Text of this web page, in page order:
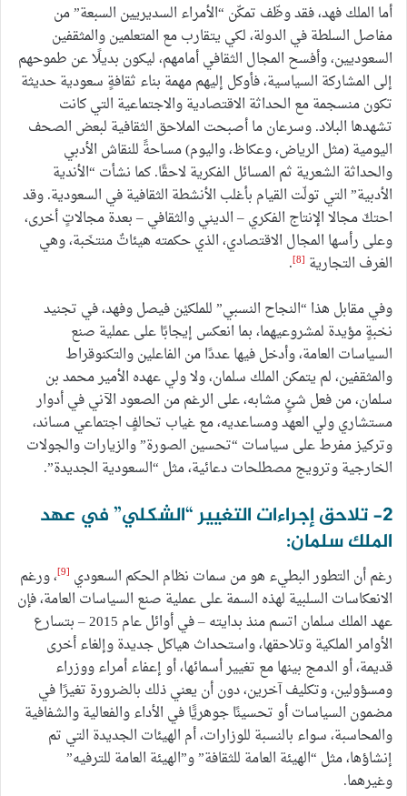
أما الملك فهد، فقد وظّف تمكّن “الأمراء السديريين السبعة” من
مفاصل السلطة في الدولة، لكي يتقارب مع المتعلمين والمثقفين
السعوديين، وأفسح المجال الثقافي أمامهم، ليكون بديلًا عن طموحهم
إلى المشاركة السياسية، فأوكل إليهم مهمة بناء ثقافةٍ سعودية حديثة
تكون منسجمة مع الحداثة الاقتصادية والاجتماعية التي كانت
تشهدها البلاد. وسرعان ما أصبحت الملاحق الثقافية لبعض الصحف
اليومية (مثل الرياض، وعكاظ، واليوم) مساحةً للنقاش الأدبي
والحداثة الشعرية ثم المسائل الفكرية لاحقًا. كما نشأت “الأندية
الأدبية” التي تولّت القيام بأغلب الأنشطة الثقافية في السعودية. وقد
احتكّ مجالا الإنتاج الفكري – الديني والثقافي – بعدة مجالاتٍ أخرى،
وعلى رأسها المجال الاقتصادي، الذي حكمته هيئاتٌ منتخَبة، وهي
الغرف التجارية [8]
.
وفي مقابل هذا “النجاح النسبي” للملكيْن فيصل وفهد، في تجنيد
نخبةٍ مؤيدة لمشروعيهما، بما انعكس إيجابًا على عملية صنع
السياسات العامة، وأدخل فيها عددًا من الفاعلين والتكنوقراط
والمثقفين، لم يتمكن الملك سلمان، ولا ولي عهده الأمير محمد بن
سلمان، من فعل شئٍ مشابه، على الرغم من الصعود الآني في أدوار
مستشاري ولي العهد ومساعديه، مع غياب تحالفٍ اجتماعي مساند،
وتركيز مفرط على سياسات “تحسين الصورة” والزيارات والجولات
الخارجية وترويج مصطلحات دعائية، مثل “السعودية الجديدة”.
2- تلاحق إجراءات التغيير “الشكلي” في عهد
الملك سلمان:
رغم أن التطور البطيء هو من سمات نظام الحكم السعودي [9] ، ورغم
الانعكاسات السلبية لهذه السمة على عملية صنع السياسات العامة، فإن
عهد الملك سلمان اتسم منذ بدايته – في أوائل عام 2015 – بتسارع
الأوامر الملكية وتلاحقها، واستحداث هياكل جديدة وإلغاء أخرى
قديمة، أو الدمج بينها مع تغيير أسمائها، أو إعفاء أمراء ووزراء
ومسؤولين، وتكليف آخرين، دون أن يعني ذلك بالضرورة تغيرًا في
مضمون السياسات أو تحسينًا جوهريًّا في الأداء والفعالية والشفافية
والمحاسبة، سواء بالنسبة للوزارات، أم الهيئات الجديدة التي تم
إنشاؤها، مثل “الهيئة العامة للثقافة” و”الهيئة العامة للترفيه”
وغيرهما.